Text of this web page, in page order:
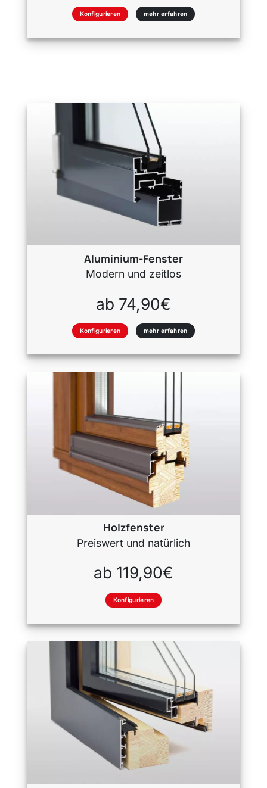
Konfigurieren mehr erfahren
Aluminium-Fenster
Modern und zeitlos
ab 74,90€
Konfigurieren mehr erfahren
Holzfenster
Preiswert und natürlich
ab 119,90€
Konfigurieren